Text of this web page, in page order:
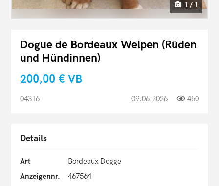
1 / 1
Dogue de Bordeaux Welpen (Rüden
und Hündinnen)
200,00 € VB
04316 09.06.2026 450
Details
Art
Bordeaux Dogge
Anzeigennr.
467564